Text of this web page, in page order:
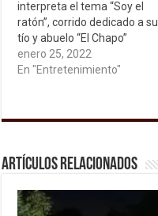
interpreta el tema “Soy el
ratón”, corrido dedicado a su
tío y abuelo “El Chapo”
enero 25, 2022
En "Entretenimiento"
Artículos relacionados